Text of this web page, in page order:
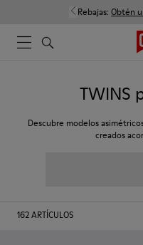
Rebajas: Obtén
TWINS
Descubre modelos
creados
162ARTÍCULOS